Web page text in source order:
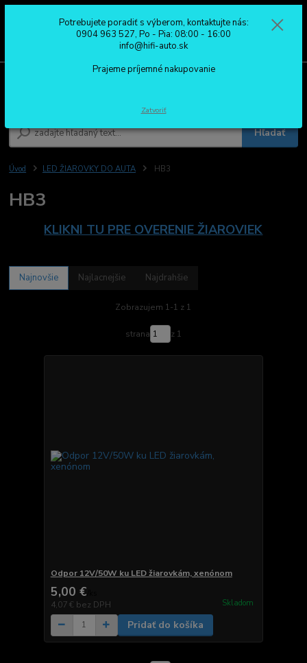
Hľadať
0904 963 527
Po - Pia: 08:00 - 16:00
Úvod LED ŽIAROVKY DO AUTA HB3
HB3
KLIKNI TU PRE OVERENIE ŽIAROVIEK
Najnovšie Najlacnejšie Najdrahšie
Zobrazujem 1-1 z 1
strana z 1
Odpor 12V/50W ku LED žiarovkám, xenónom
5,00 €
4,07 € bez DPH Skladom
Pridať do košíka
Potrebujete poradiť s výberom, kontaktujte nás:
0904 963 527, Po - Pia: 08:00 - 16:00
info@hifi-auto.sk
Prajeme príjemné nakupovanie
Zatvoriť